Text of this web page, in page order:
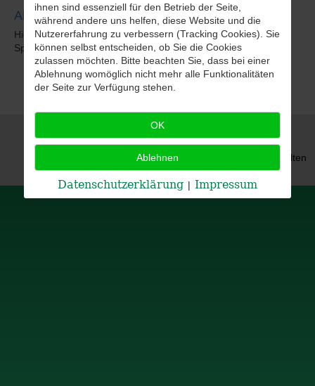
Aktueller RWK Jugend
Hier finden sie die Rundenwettkampfergebnisse des aktuellen
Sportjahres der Gaujugend.
© 2026 Schützengau Steinwald Alle Rechte vorbehalten
ihnen sind essenziell für den Betrieb der Seite,
während andere uns helfen, diese Website und die
Nutzererfahrung zu verbessern (Tracking Cookies). Sie
können selbst entscheiden, ob Sie die Cookies
zulassen möchten. Bitte beachten Sie, dass bei einer
Ablehnung womöglich nicht mehr alle Funktionalitäten
der Seite zur Verfügung stehen.
OK
Ablehnen
Datenschutzerklärung | Impressum